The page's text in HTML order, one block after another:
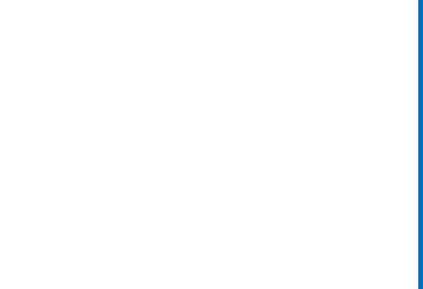
タを参照しています。
年3月31日です。